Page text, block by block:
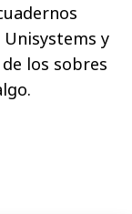
y
los sobres